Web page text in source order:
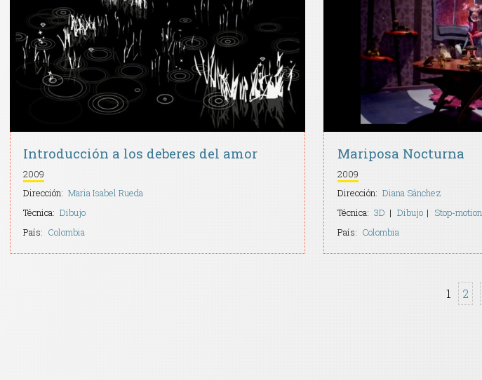
Introducción a los deberes del amor
2009
Dirección: Maria Isabel Rueda
Técnica: Dibujo
País: Colombia
Mariposa Nocturna
2009
Dirección: Diana Sánchez
Técnica: 3D Dibujo
Stop-motion
País: Colombia
1 2